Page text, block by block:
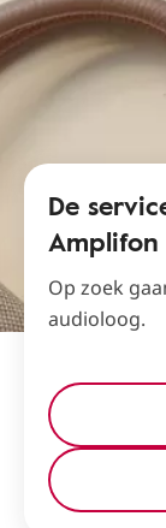
De
Amplifon
Op zoek
audioloog.